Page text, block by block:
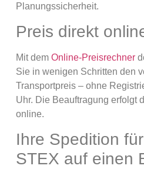
Planungssicherheit.
Preis direkt
Mit dem Online-Preisrechner
Sie in wenigen Schritten den
Transportpreis – ohne
Uhr. Die Beauftragung erfolgt
online.
Ihre Spedition
STEX auf einen